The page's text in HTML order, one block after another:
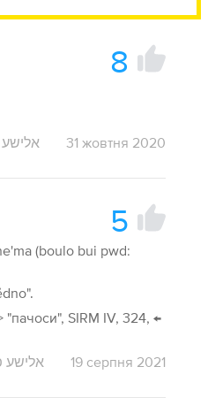
8
31 жовтня 2020
5
(boulo bui pwd:
"пачоси", SIRM IV, 324, ←
אלישע 19 серпня 2021